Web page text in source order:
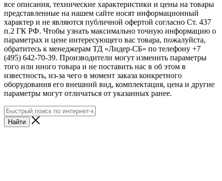
все описания, технические характеристики и цены на товары
представленные на нашем сайте носят информационный
характер и не являются публичной офертой согласно Ст. 437
п.2 ГК РФ. Чтобы узнать максимально точную информацию о
параметрах и цене интересующего вас товара, пожалуйста,
обратитесь к менеджерам ТД «Лидер-СБ» по телефону +7
(495) 642-70-39. Производители могут изменить параметры
того или иного товара и не поставить нас в об этом в
известность, из-за чего в момент заказа конкретного
оборудования его внешний вид, комплектация, цена и другие
параметры могут отличаться от указанных ранее.
Найти